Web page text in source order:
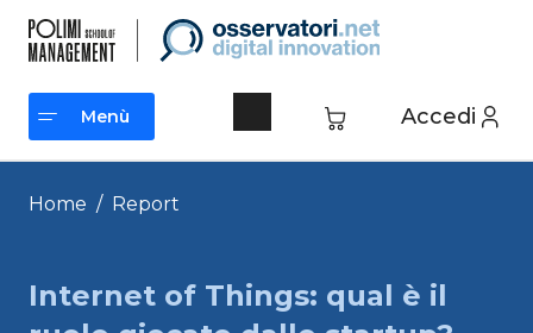
contenuto
Accedi
Menù
Menù
Home / Report
Internet of Things: qual è il